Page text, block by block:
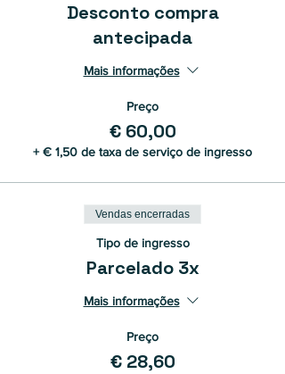
Desconto compra
antecipada
Mais informações
Preço
€ 60,00
+ € 1,50 de taxa de serviço de ingresso
Vendas encerradas
Tipo de ingresso
Parcelado 3x
Mais informações
Preço
€ 28,60